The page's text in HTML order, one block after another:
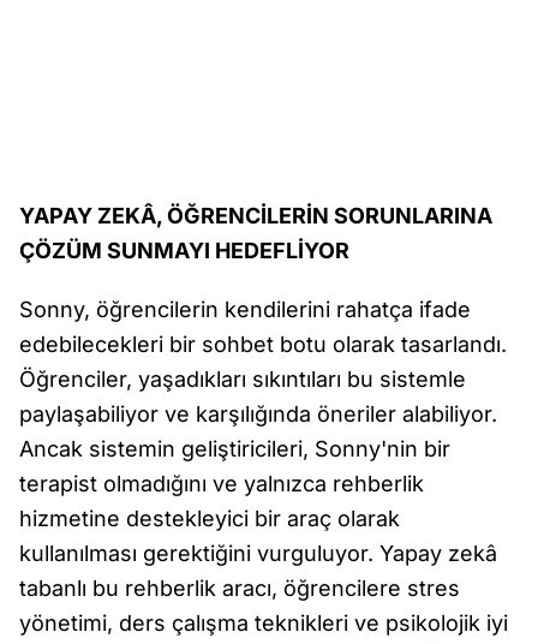
YAPAY ZEKÂ, ÖĞRENCİLERİN SORUNLARINA
ÇÖZÜM SUNMAYI HEDEFLİYOR
Sonny, öğrencilerin kendilerini rahatça ifade
edebilecekleri bir sohbet botu olarak tasarlandı.
Öğrenciler, yaşadıkları sıkıntıları bu sistemle
paylaşabiliyor ve karşılığında öneriler alabiliyor.
Ancak sistemin geliştiricileri, Sonny'nin bir
terapist olmadığını ve yalnızca rehberlik
hizmetine destekleyici bir araç olarak
kullanılması gerektiğini vurguluyor. Yapay zekâ
tabanlı bu rehberlik aracı, öğrencilere stres
yönetimi, ders çalışma teknikleri ve psikolojik iyi